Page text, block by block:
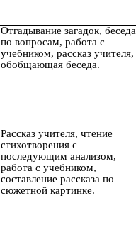
Отгадывание загадок, беседа
по вопросам, работа с
учебником, рассказ учителя,
обобщающая беседа.
Рассказ учителя, чтение
стихотворения с
последующим анализом,
работа с учебником,
составление рассказа по
сюжетной картинке.